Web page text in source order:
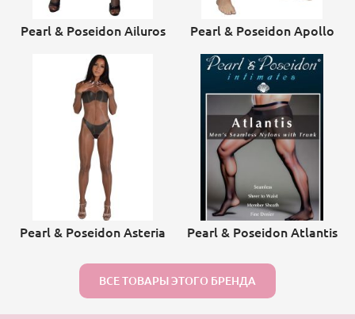
Pearl & Poseidon Ailuros Pearl & Poseidon Apollo
Pearl & Poseidon Asteria Pearl & Poseidon Atlantis
ВСЕ ТОВАРЫ ЭТОГО БРЕНДА